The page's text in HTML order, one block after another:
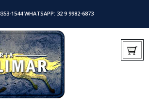
1544 WHATSAPP: 32 9 9982-6873